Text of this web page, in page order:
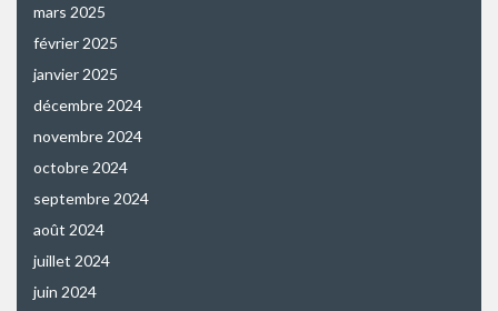
mars 2025
février 2025
janvier 2025
décembre 2024
novembre 2024
octobre 2024
septembre 2024
août 2024
juillet 2024
juin 2024